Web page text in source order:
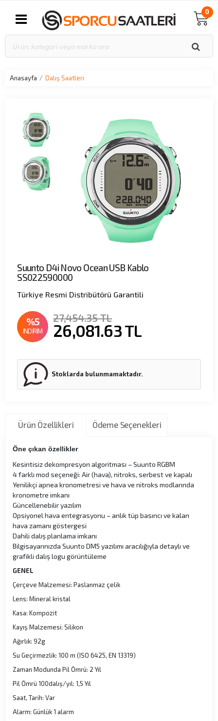
0
Anasayfa Dalış Saatleri
Suunto D4i Novo Ocean USB Kablo
SS022590000
Türkiye Resmi Distribütörü Garantili
%5
İNDİRİM
27,454.35 TL
26,081.63TL
Stoklarda bulunmamaktadır.
Ürün Özellikleri Ödeme Seçenekleri
Öne çıkan özellikler
Kesintisiz dekompresyon algoritması – Suunto RGBM
4 farklı mod seçeneği: Air (hava), nitroks, serbest ve kapalı
Yenilikçi apnea kronometresi ve hava ve nitroks modlarında
kronometre imkanı
Güncellenebilir yazılım
Opsiyonel hava entegrasyonu – anlık tüp basıncı ve kalan
hava zamanı göstergesi
Dahili dalış planlama imkanı
Bilgisayarınızda Suunto DM5 yazılımı aracılığıyla detaylı ve
grafikli dalış logu görüntüleme
GENEL
Çerçeve Malzemesi: Paslanmaz çelik
Lens: Mineral kristal
Kasa: Kompozit
Kayış Malzemesi: Silikon
Ağırlık: 92g
Su Geçirmezlik: 100 m (ISO 6425, EN 13319)
Zaman Modunda Pil Ömrü: 2 Yıl
Pil Ömrü 100dalış/yıl: 1,5 Yıl
Saat, Tarih: Var
Alarm: Günlük 1 alarm